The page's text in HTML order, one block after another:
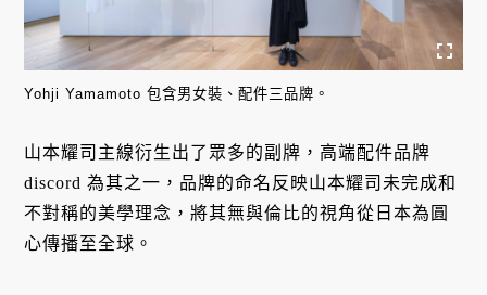
Yohji Yamamoto 包含男女裝、配件三品牌。
山本耀司主線衍生出了眾多的副牌，高端配件品牌
discord 為其之一，品牌的命名反映山本耀司未完成和
不對稱的美學理念，將其無與倫比的視角從日本為圓
心傳播至全球。